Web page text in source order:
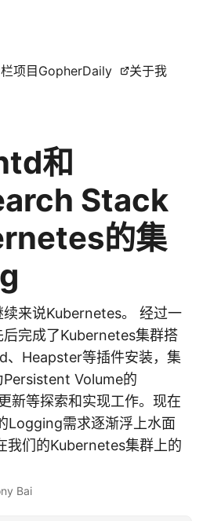
项目 GopherDaily 关于我
和
Stack
的集
来说Kubernetes。 经过一
完成了Kubernetes集群搭
、Heapster等插件安装，集
Persistent Volume的
新等探索和实现工作。现在
Logging需求逐渐浮上水面
我们的Kubernetes集群上的
Bai